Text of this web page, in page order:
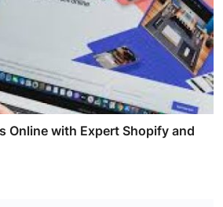
Online with Expert Shopify and